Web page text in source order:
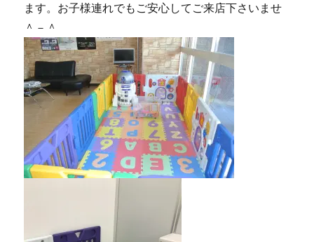
ます。お子様連れでもご安心してご来店下さいませ
＾－＾